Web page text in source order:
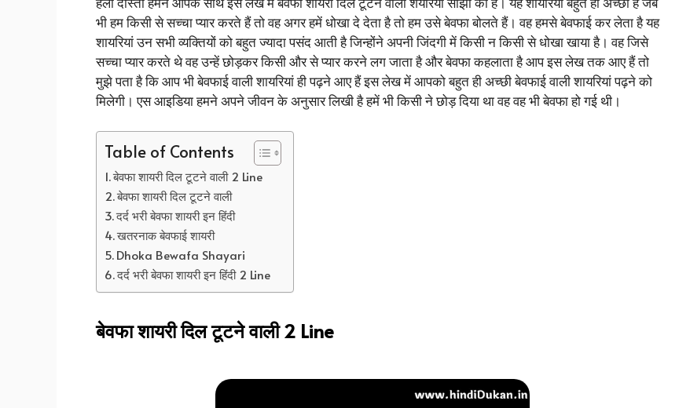
भी हम किसी से सच्चा प्यार करते हैं तो वह अगर हमें धोखा दे देता है तो हम उसे बेवफा बोलते हैं। वह हमसे बेवफाई कर लेता है यह
शायरियां उन सभी व्यक्तियों को बहुत ज्यादा पसंद आती है जिन्होंने अपनी जिंदगी में किसी न किसी से धोखा खाया है। वह जिसे
सच्चा प्यार करते थे वह उन्हें छोड़कर किसी और से प्यार करने लग जाता है और बेवफा कहलाता है आप इस लेख तक आए हैं तो
मुझे पता है कि आप भी बेवफाई वाली शायरियां ही पढ़ने आए हैं इस लेख में आपको बहुत ही अच्छी बेवफाई वाली शायरियां पढ़ने को
मिलेगी। एस आइडिया हमने अपने जीवन के अनुसार लिखी है हमें भी किसी ने छोड़ दिया था वह वह भी बेवफा हो गई थी।
Table of Contents
बेवफा शायरी दिल टूटने वाली 2 Line
बेवफा शायरी दिल टूटने वाली
दर्द भरी बेवफा शायरी इन हिंदी
खतरनाक बेवफाई शायरी
Dhoka Bewafa Shayari
दर्द भरी बेवफा शायरी इन हिंदी 2 Line
बेवफा शायरी दिल टूटने वाली 2 Line